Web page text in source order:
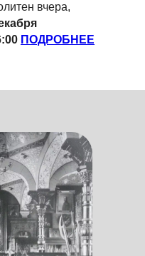
вчера,
ПОДРОБНЕЕ